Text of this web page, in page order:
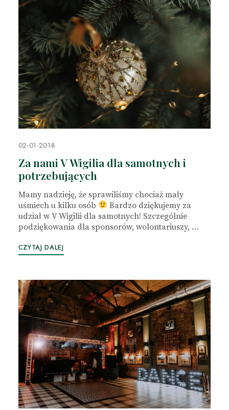
02-01-2018
Za nami V Wigilia dla samotnych i
potrzebujących
Mamy nadzieję, że sprawiliśmy chociaż mały
uśmiech u kilku osób
Bardzo dziękujemy za
udział w V Wigilii dla samotnych! Szczególnie
podziękowania dla sponsorów, wolontariuszy, …
CZYTAJ DALEJ